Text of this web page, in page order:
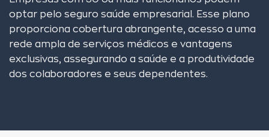
optar pelo seguro saúde empresarial. Esse plano
proporciona cobertura abrangente, acesso a uma
rede ampla de serviços médicos e vantagens
exclusivas, assegurando a saúde e a produtividade
dos colaboradores e seus dependentes.